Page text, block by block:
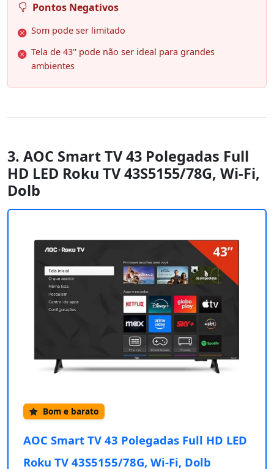
Pontos Negativos
Som pode ser limitado
Tela de 43'' pode não ser ideal para grandes
ambientes
3. AOC Smart TV 43 Polegadas Full
HD LED Roku TV 43S5155/78G, Wi-Fi,
Dolb
Bom e barato
AOC Smart TV 43 Polegadas Full HD LED
Roku TV 43S5155/78G, Wi-Fi, Dolb